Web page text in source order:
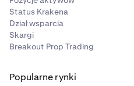
Status Krakena
Dział wsparcia
Skargi
Breakout Prop Trading
Popularne rynki